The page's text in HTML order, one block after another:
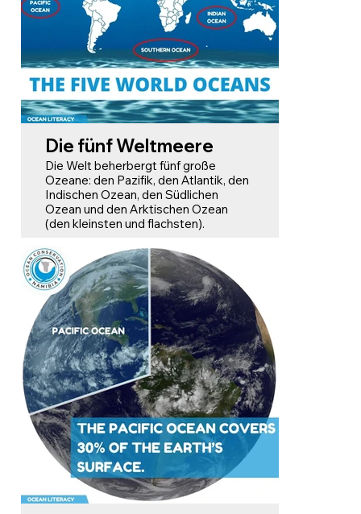
In den nächsten Wochen werden wir
faszinierende und überraschende
Fakten über den Ozean mit Ihnen
teilen. Wir werden genauer
betrachten, wie die Ozeane das
Leben auf der Erde ermöglichen und
wie unser Handeln sie beeinflusst und
bedroht. Legen wir also los! Dann lasst
uns anfangen!
Die fünf Weltmeere
Die Welt beherbergt fünf große
Ozeane: den Pazifik, den Atlantik, den
Indischen Ozean, den Südlichen
Ozean und den Arktischen Ozean
(den kleinsten und flachsten).
Diese Ozeane sind alle miteinander
verbunden und spielen eine
entscheidende Rolle für die
Regulierung unseres Klimas, den
Erhalt des Meereslebens und den
Welthandel.